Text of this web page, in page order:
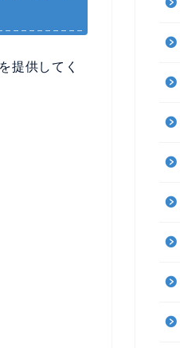
提供してく